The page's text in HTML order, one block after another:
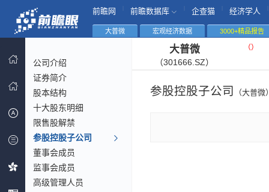
前瞻网 前瞻数据库 企查猫 经济学人
大普微 宏观经济数据 3000+精品报告
公司介绍
证券简介
股本结构
十大股东明细
限售股解禁
参股控股子公司
董事会成员
监事会成员
高级管理人员
大普微
（301666.SZ）
（）
参股控股子公司 （大普微